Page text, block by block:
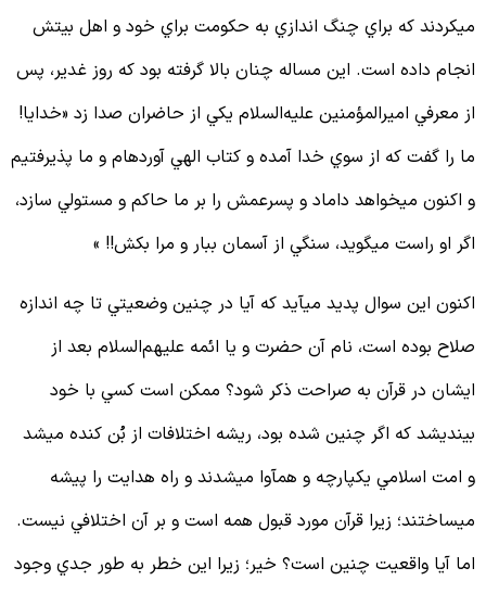
كه براي چنگ اندازي به حكومت براي خود و اهل بيتش
داده است. اين مساله چنان بالا گرفته بود كه روز غدير، پس
معرفي اميرالمؤمنين علیه‌السلام يكي از حاضران صدا زد «خدايا!
را گفت كه از سوي خدا آمده و كتاب الهي آورده‏ام و ما پذيرفتيم
اكنون مي‏خواهد داماد و پسرعمش را بر ما حاكم و مستولي سازد،
او راست مي‏گويد، سنگي از آسمان ببار و مرا بكش!! »
اين سوال پديد مي‏آيد كه آيا در چنين وضعيتي تا چه اندازه
بوده است، نام آن حضرت و يا ائمه علیهم‌السلام بعد از
در قرآن به صراحت ذكر شود؟ ممكن است كسي با خود
كه اگر چنين شده بود، ريشه اختلافات از بُن كنده مي‏شد
امت اسلامي يكپارچه و هم‏آوا مي‏شدند و راه هدايت را پيشه
زيرا قرآن مورد قبول همه است و بر آن اختلافي نيست.
آيا واقعيت چنين است؟ خير؛ زيرا اين خطر به طور جدي وجود